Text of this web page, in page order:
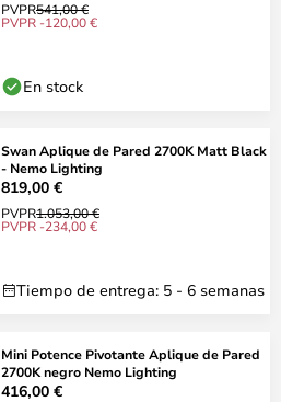
PVPR541,00 €
PVPR -120,00 €
En stock
Swan Aplique de Pared 2700K Matt Black
- Nemo Lighting
819,00 €
PVPR1.053,00 €
PVPR -234,00 €
Tiempo de entrega: 5 - 6 semanas
Mini Potence Pivotante Aplique de Pared
2700K negro Nemo Lighting
416,00 €